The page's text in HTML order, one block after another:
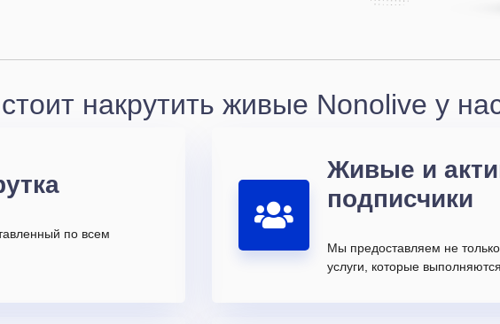
накрутить живые Nonolive у
по всем
Живые и
подписчики
Мы предоставляем не
услуги, которые